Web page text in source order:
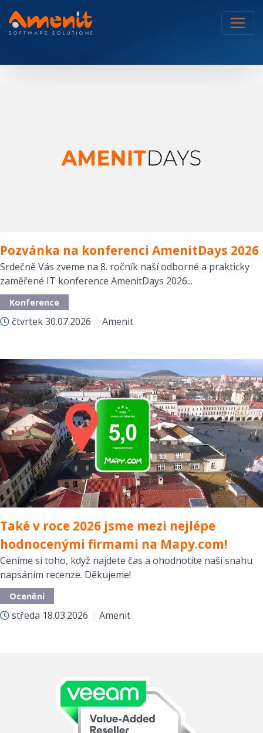
Pozvánka na konferenci AmenitDays 2026
Srdečně Vás zveme na 8. ročník naší odborné a prakticky
zaměřené IT konference AmenitDays 2026...
Konference
čtvrtek30.07.2026 | Amenit
Také v roce 2026 jsme mezi nejlépe
hodnocenými firmami na Mapy.com!
Ceníme si toho, když najdete čas a ohodnotíte naši snahu
napsáním recenze. Děkujeme!
Ocenění
středa 18.03.2026 | Amenit